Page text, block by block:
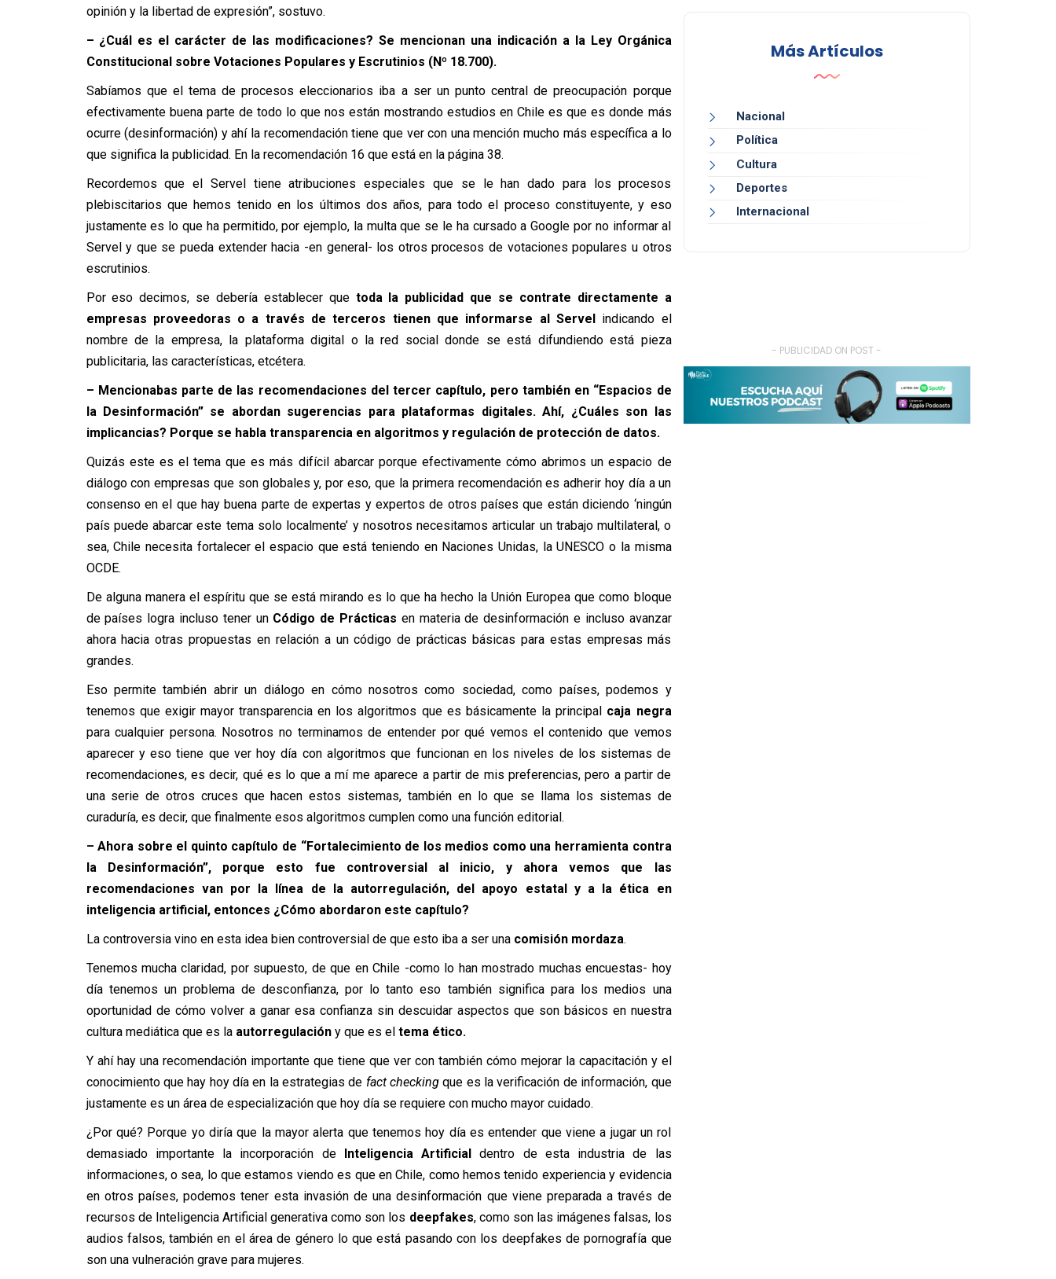
opinión y la libertad de expresión”, sostuvo.
– ¿Cuál es el carácter de las modificaciones? Se mencionan una indicación a la Ley Orgánica
Constitucional sobre Votaciones Populares y Escrutinios (Nº 18.700).
Sabíamos que el tema de procesos eleccionarios iba a ser un punto central de preocupación porque
efectivamente buena parte de todo lo que nos están mostrando estudios en Chile es que es donde más
ocurre (desinformación) y ahí la recomendación tiene que ver con una mención mucho más específica a lo
que significa la publicidad. En la recomendación 16 que está en la página 38.
Recordemos que el Servel tiene atribuciones especiales que se le han dado para los procesos
plebiscitarios que hemos tenido en los últimos dos años, para todo el proceso constituyente, y eso
justamente es lo que ha permitido, por ejemplo, la multa que se le ha cursado a Google por no informar al
Servel y que se pueda extender hacia -en general- los otros procesos de votaciones populares u otros
escrutinios.
Por eso decimos, se debería establecer quetoda la publicidad que se contrate directamente a
empresas proveedoras o a través de terceros tienen que informarse al Servelindicando el
nombre de la empresa, la plataforma digital o la red social donde se está difundiendo está pieza
publicitaria, las características, etcétera.
– Mencionabas parte de las recomendaciones del tercer capítulo, pero también en “Espacios de
la Desinformación” se abordan sugerencias para plataformas digitales. Ahí, ¿Cuáles son las
implicancias? Porque se habla transparencia en algoritmos y regulación de protección de datos.
Quizás este es el tema que es más difícil abarcar porque efectivamente cómo abrimos un espacio de
diálogo con empresas que son globales y, por eso, que la primera recomendación es adherir hoy día a un
consenso en el que hay buena parte de expertas y expertos de otros países que están diciendo ‘ningún
país puede abarcar este tema solo localmente’ y nosotros necesitamos articular un trabajo multilateral, o
sea, Chile necesita fortalecer el espacio que está teniendo en Naciones Unidas, la UNESCO o la misma
OCDE.
De alguna manera el espíritu que se está mirando es lo que ha hecho la Unión Europea que como bloque
de países logra incluso tener un Código de Prácticas en materia de desinformación e incluso avanzar
ahora hacia otras propuestas en relación a un código de prácticas básicas para estas empresas más
grandes.
Eso permite también abrir un diálogo en cómo nosotros como sociedad, como países, podemos y
tenemos que exigir mayor transparencia en los algoritmos que es básicamente la principal caja negra
para cualquier persona. Nosotros no terminamos de entender por qué vemos el contenido que vemos
aparecer y eso tiene que ver hoy día con algoritmos que funcionan en los niveles de los sistemas de
recomendaciones, es decir, qué es lo que a mí me aparece a partir de mis preferencias, pero a partir de
una serie de otros cruces que hacen estos sistemas, también en lo que se llama los sistemas de
curaduría, es decir, que finalmente esos algoritmos cumplen como una función editorial.
– Ahora sobre el quinto capítulo de “Fortalecimiento de los medios como una herramienta contra
la Desinformación”, porque esto fue controversial al inicio, y ahora vemos que las
recomendaciones van por la línea de la autorregulación, del apoyo estatal y a la ética en
inteligencia artificial, entonces ¿Cómo abordaron este capítulo?
La controversia vino en esta idea bien controversial de que esto iba a ser una comisión mordaza.
Tenemos mucha claridad, por supuesto, de que en Chile -como lo han mostrado muchas encuestas- hoy
día tenemos un problema de desconfianza, por lo tanto eso también significa para los medios una
oportunidad de cómo volver a ganar esa confianza sin descuidar aspectos que son básicos en nuestra
cultura mediática que es la autorregulacióny que es el tema ético.
Y ahí hay una recomendación importante que tiene que ver con también cómo mejorar la capacitación y el
conocimiento que hay hoy día en la estrategias de fact checking que es la verificación de información, que
justamente es un área de especialización que hoy día se requiere con mucho mayor cuidado.
¿Por qué? Porque yo diría que la mayor alerta que tenemos hoy día es entender que viene a jugar un rol
demasiado importante la incorporación de Inteligencia Artificial dentro de esta industria de las
informaciones, o sea, lo que estamos viendo es que en Chile, como hemos tenido experiencia y evidencia
en otros países, podemos tener esta invasión de una desinformación que viene preparada a través de
recursos de Inteligencia Artificial generativa como son los deepfakes, como son las imágenes falsas, los
audios falsos, también en el área de género lo que está pasando con los deepfakes de pornografía que
son una vulneración grave para mujeres.
Más Artículos
Nacional
Política
Cultura
Deportes
Internacional
- PUBLICIDAD ON POST -